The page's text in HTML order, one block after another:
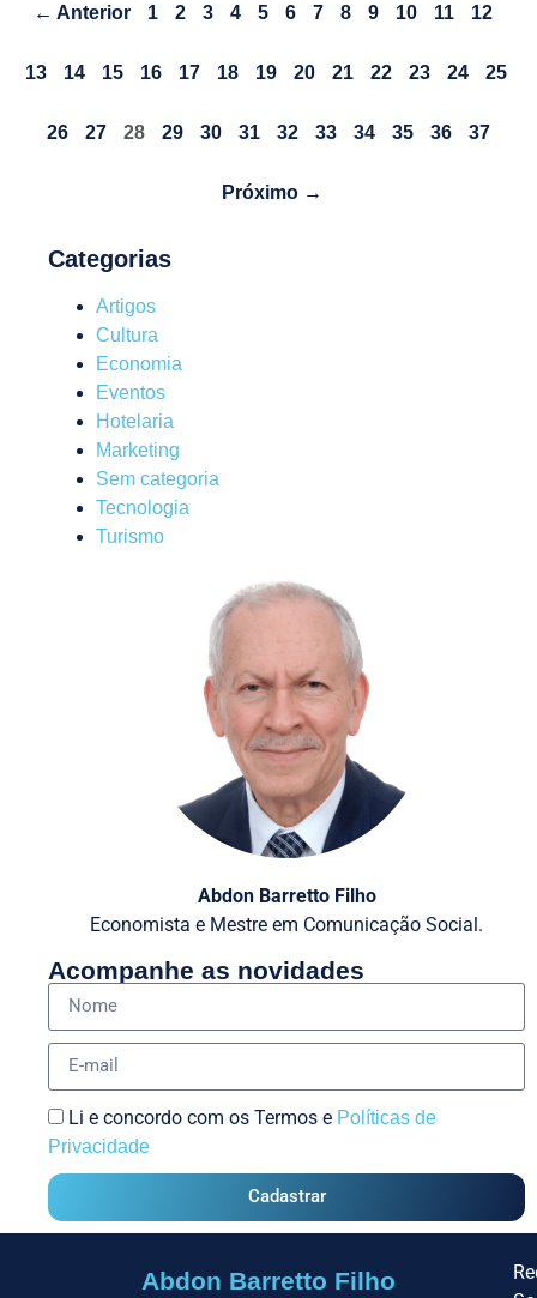
← Anterior 1 2 3 4 5 6 7 8 9 10 11 12
13 14 15 16 17 18 19 20 21 22 23 24 25
26 27 28 29 30 31 32 33 34 35 36 37
Próximo →
Categorias
Artigos
Cultura
Economia
Eventos
Hotelaria
Marketing
Sem categoria
Tecnologia
Turismo
Abdon Barretto Filho
Economista e Mestre em Comunicação Social.
Acompanhe as novidades
Li e concordo com os Termos e Políticas de
Privacidade
Cadastrar
Abdon Barretto Filho